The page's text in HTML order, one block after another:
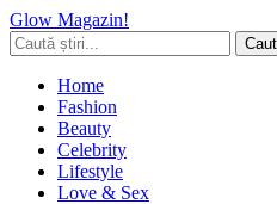
Glow Magazin!
Home
Fashion
Beauty
Celebrity
Lifestyle
Love & Sex